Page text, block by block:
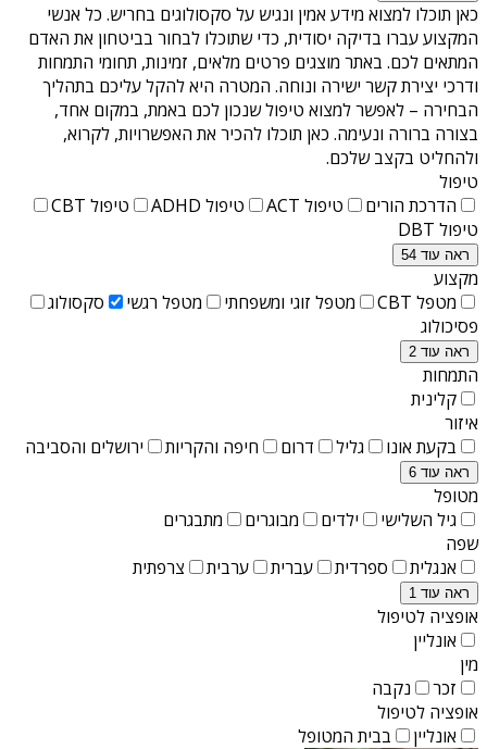
כאן תוכלו למצוא מידע אמין ונגיש על סקסולוגים בחריש. כל אנשי
המקצוע עברו בדיקה יסודית, כדי שתוכלו לבחור בביטחון את האדם
המתאים לכם. באתר מוצגים פרטים מלאים, זמינות, תחומי התמחות
ודרכי יצירת קשר ישירה ונוחה. המטרה היא להקל עליכם בתהליך
הבחירה – לאפשר למצוא טיפול שנכון לכם באמת, במקום אחד,
בצורה ברורה ונעימה. כאן תוכלו להכיר את האפשרויות, לקרוא,
ולהחליט בקצב שלכם.
טיפול
הדרכת הורים
טיפול ACT טיפול ADHD
טיפול CBT
טיפול DBT
ראה עוד 54
מקצוע
מטפל CBT
מטפל זוגי ומשפחתי מטפל רגשי
סקסולוג
פסיכולוג
ראה עוד 2
התמחות
קלינית
איזור
בקעת אונו
גליל דרום חיפה והקריות ירושלים והסביבה
ראה עוד 6
מטופל
גיל השלישי
ילדים מבוגרים
מתבגרים
שפה
אנגלית
ספרדית עברית ערבית צרפתית
ראה עוד 1
אופציה לטיפול
אונליין
מין
זכר
נקבה
אופציה לטיפול
אונליין
בבית המטופל